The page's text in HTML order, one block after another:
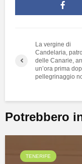
La vergine di
Candelaria,
delle Canarie,
un’ora prima
pellegrinaggio
Potrebbero
TENERIFE